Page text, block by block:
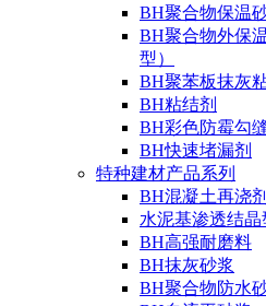
BH聚合物保温
BH聚合物外保
型）
BH聚苯板抹灰
BH粘结剂
BH彩色防霉勾
BH快速堵漏剂
特种建材产品系列
BH混凝土再浇剂
水泥基渗透结
BH高强耐磨料
BH抹灰砂浆
BH聚合物防水